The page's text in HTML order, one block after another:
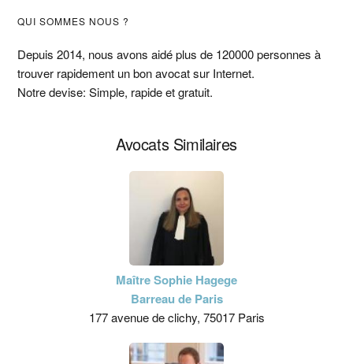
Barre
latérale
principale
QUI SOMMES NOUS ?
Depuis 2014, nous avons aidé plus de 120000 personnes à
trouver rapidement un bon avocat sur Internet.
Notre devise: Simple, rapide et gratuit.
Avocats Similaires
Maître Sophie Hagege
Barreau de Paris
177 avenue de clichy, 75017 Paris